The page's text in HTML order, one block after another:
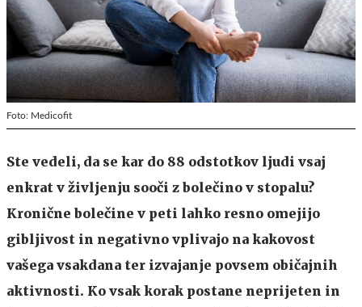
Foto: Medicofit
Ste vedeli, da se kar do 88 odstotkov ljudi vsaj
enkrat v življenju sooči z bolečino v stopalu?
Kronične bolečine v peti lahko resno omejijo
gibljivost in negativno vplivajo na kakovost
vašega vsakdana ter izvajanje povsem običajnih
aktivnosti. Ko vsak korak postane neprijeten in